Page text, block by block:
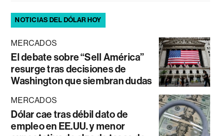
NOTICIAS DEL DÓLAR HOY
MERCADOS
El debate sobre “Sell América”
resurge tras decisiones de
Washington que siembran dudas
MERCADOS
Dólar cae tras débil dato de
empleo en EE.UU. y menor